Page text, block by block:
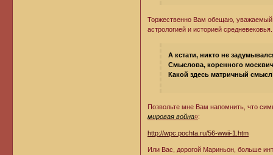
Торжественно Вам обещаю,
астрологией и историей средневековья.
А кстати, никто не
Смыслова, коренного
Какой здесь матричный
Позвольте мне Вам напомнить, что
мировая война»:
http://wpc.pochta.ru/56-wwii-1.htm
Или Вас, дорогой Мариньон, больше